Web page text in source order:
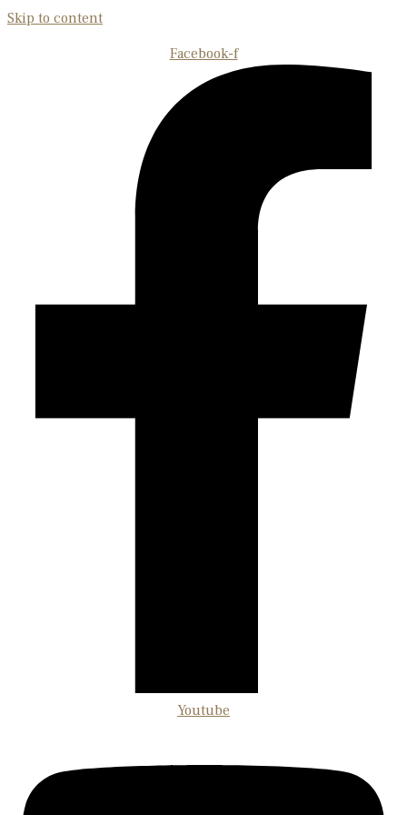
Skip to content
Facebook-f
Youtube